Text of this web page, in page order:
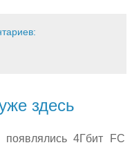
здесь
4Гбит FC